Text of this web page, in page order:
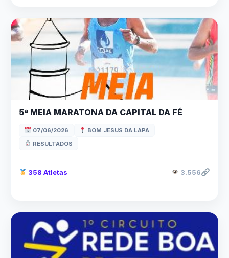
5ª MEIA MARATONA DA CAPITAL DA FÉ
07/06/2026
BOM JESUS DA LAPA
RESULTADOS
358 Atletas 3.556